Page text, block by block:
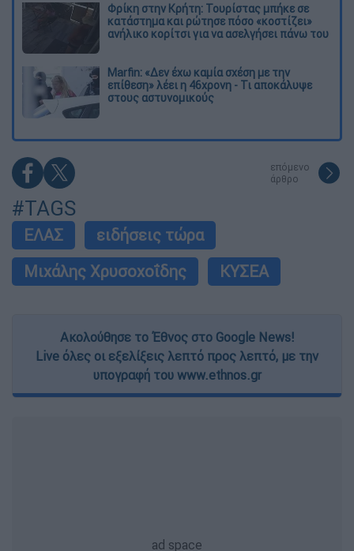
Φρίκη στην Κρήτη: Τουρίστας μπήκε σε
κατάστημα και ρώτησε πόσο «κοστίζει»
ανήλικο κορίτσι για να ασελγήσει πάνω του
Marfin: «Δεν έχω καμία σχέση με την
επίθεση» λέει η 46χρονη - Τι αποκάλυψε
στους αστυνομικούς
επόμενο
άρθρο
#TAGS
ΕΛΑΣ
ειδήσεις τώρα
Μιχάλης Χρυσοχοΐδης
ΚΥΣΕΑ
Ακολούθησε το Έθνος στο Google News!
Live όλες οι εξελίξεις λεπτό προς λεπτό, με την
υπογραφή του www.ethnos.gr